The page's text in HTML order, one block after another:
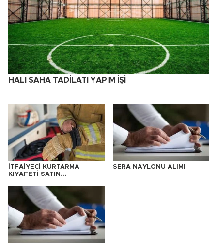
HALI SAHA TADİLATI YAPIM İŞİ
İTFAİYECİ KURTARMA
KIYAFETİ SATIN
SERA NAYLONU ALIMI